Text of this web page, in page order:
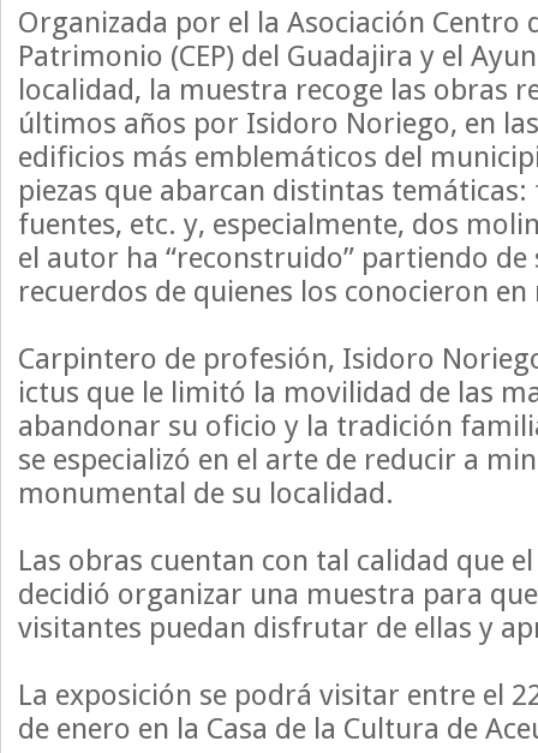
Organizada por el la Asociación Centro
Patrimonio (CEP) del Guadajira y el
localidad, la muestra recoge las obras
últimos años por Isidoro Noriego, en
edificios más emblemáticos del
piezas que abarcan distintas
fuentes, etc. y, especialmente, dos
el autor ha “reconstruido” partiendo de
recuerdos de quienes los conocieron
Carpintero de profesión, Isidoro
ictus que le limitó la movilidad de las
abandonar su oficio y la tradición
se especializó en el arte de reducir a
monumental de su localidad.
Las obras cuentan con tal calidad que el
decidió organizar una muestra para
visitantes puedan disfrutar de ellas y
La exposición se podrá visitar entre el
de enero en la Casa de la Cultura de